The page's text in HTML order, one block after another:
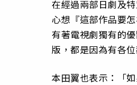
在經過兩部日劇及
心想『這部作品要
有著電視劇獨有的
版，都是因為有各
本田翼也表示：「